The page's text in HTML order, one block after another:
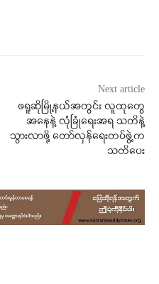
Next article
ဖရူဆိုမြို့နယ်အတွင်း လူထုတွေ
အနေနဲ့ လုံခြုံရေးအရ သတိနဲ့
သွားလာဖို့ တော်လှန်ရေးတပ်ဖွဲ့က
သတိပေး